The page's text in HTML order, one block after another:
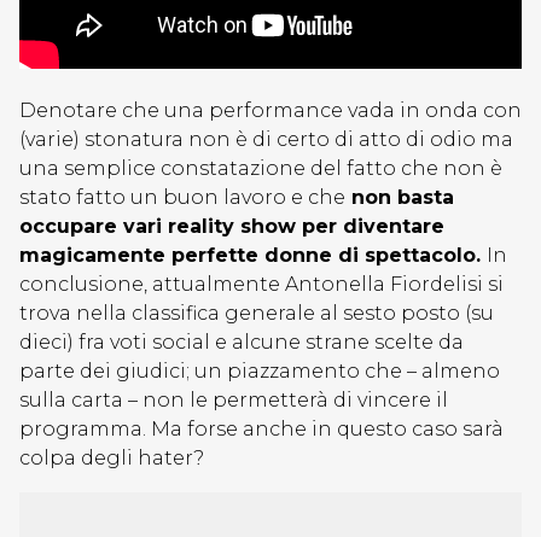
Denotare che una performance vada in onda con
(varie) stonatura non è di certo di atto di odio ma
una semplice constatazione del fatto che non è
stato fatto un buon lavoro e che non basta
occupare vari reality show per diventare
magicamente perfette donne di spettacolo. In
conclusione, attualmente Antonella Fiordelisi si
trova nella classifica generale al sesto posto (su
dieci) fra voti social e alcune strane scelte da
parte dei giudici; un piazzamento che – almeno
sulla carta – non le permetterà di vincere il
programma. Ma forse anche in questo caso sarà
colpa degli hater?